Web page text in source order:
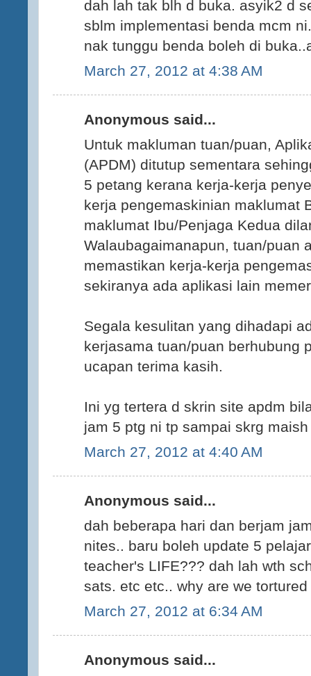
dah lah tak blh d buka. asyik2 d
sblm implementasi benda mcm
nak tunggu benda boleh di
March 27, 2012 at 4:38 AM
Anonymous said...
Untuk makluman tuan/puan,
(APDM) ditutup sementara
5 petang kerana kerja-kerja
kerja pengemaskinian maklumat
maklumat Ibu/Penjaga Kedua
Walaubagaimanapun, tuan/puan
memastikan kerja-kerja
sekiranya ada aplikasi lain
Segala kesulitan yang dihadapi
kerjasama tuan/puan berhubung
ucapan terima kasih.
Ini yg tertera d skrin site apdm
jam 5 ptg ni tp sampai skrg
March 27, 2012 at 4:40 AM
Anonymous said...
dah beberapa hari dan berjam
nites.. baru boleh update 5
teacher's LIFE??? dah lah wth
sats. etc etc.. why are we
March 27, 2012 at 6:34 AM
Anonymous said...